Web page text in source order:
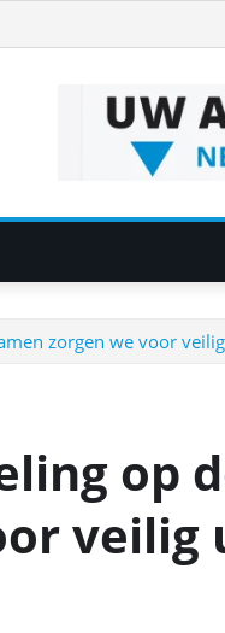
zorgen we voor
op
veilig